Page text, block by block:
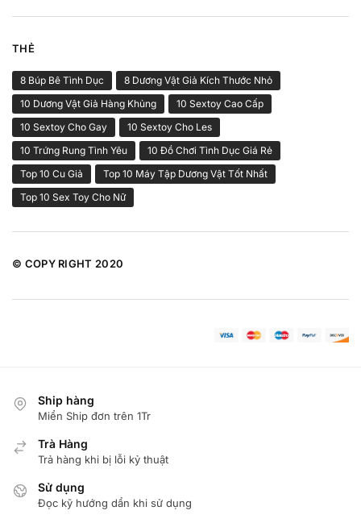
THẺ
8 Búp Bê Tình Dục
8 Dương Vật Giả Kích Thước Nhỏ
10 Dương Vật Giả Hàng Khủng
10 Sextoy Cao Cấp
10 Sextoy Cho Gay
10 Sextoy Cho Les
10 Trứng Rung Tình Yêu
10 Đồ Chơi Tình Dục Giá Rẻ
Top 10 Cu Giả
Top 10 Máy Tập Dương Vật Tốt Nhất
Top 10 Sex Toy Cho Nữ
© COPY RIGHT 2020
Ship hàng
Miển Ship đơn trên 1Tr
Trà Hàng
Trả hàng khi bị lỗi kỷ thuật
Sử dụng
Đọc kỹ hướng dẩn khi sử dụng